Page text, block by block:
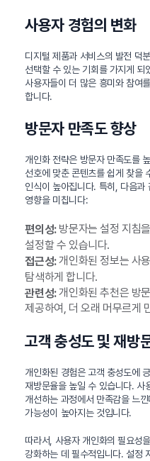
사용자 경험의 변화
디지털 제품과 서비스의 발전 덕
선택할 수 있는 기회를 가지게 되
사용자들이 더 많은 흥미와 참여
합니다.
방문자 만족도 향상
개인화 전략은 방문자 만족도를
선호에 맞춘 콘텐츠를 쉽게 찾을
인식이 높아집니다. 특히, 다음과
영향을 미칩니다:
편의성:방문자는 설정 지침
설정할 수 있습니다.
접근성:개인화된 정보는 사
탐색하게 합니다.
관련성:개인화된 추천은 방
제공하여, 더 오래 머무르게
고객 충성도 및 재방
개인화된 경험은 고객 충성도에
재방문율을 높일 수 있습니다. 사
개선하는 과정에서 만족감을 느
가능성이 높아지는 것입니다.
따라서, 사용자 개인화의 필요성
강화하는 데 필수적입니다. 설정